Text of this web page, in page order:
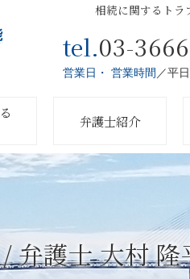
弁護士 大村 隆
相続に関するトラ
tel.03-
営業日・ 営業時間 ／平
弁護士紹介